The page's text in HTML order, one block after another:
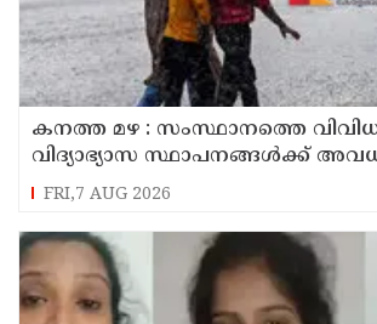
കനത്ത മഴ : സംസ്ഥാനത്തെ വിവിധ
വിദ്യാഭ്യാസ സ്ഥാപനങ്ങൾക്ക്
FRI,7 AUG 2026